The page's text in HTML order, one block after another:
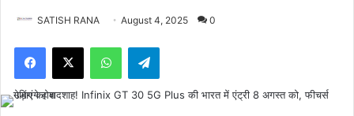
SATISH RANA August 4, 2025 0
Facebook
X WhatsAppTelegram